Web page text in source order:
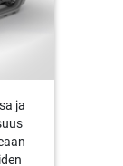
ja